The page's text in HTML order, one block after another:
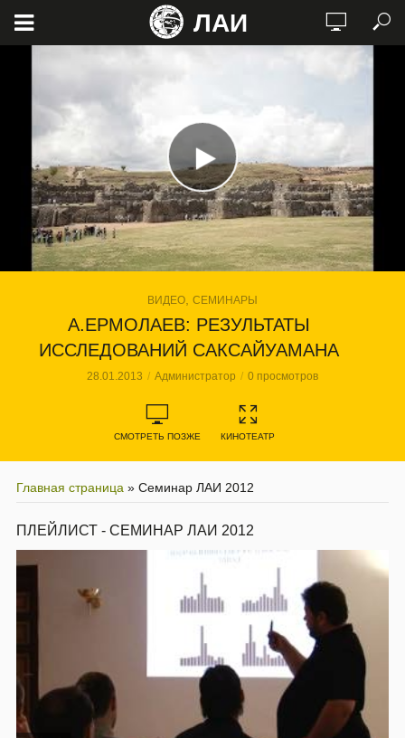
ЛАИ
ВИДЕО СЕМИНАРЫ
А.ЕРМОЛАЕВ: РЕЗУЛЬТАТЫ
ИССЛЕДОВАНИЙ САКСАЙУАМАНА
28.01.2013 Администратор 0 просмотров
СМОТРЕТЬ ПОЗЖЕ КИНОТЕАТР
Главная страница » Семинар ЛАИ 2012
ПЛЕЙЛИСТ - СЕМИНАР ЛАИ 2012